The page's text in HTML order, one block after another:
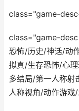
class="game-
class="game-
恐怖/历史/神话/动
拟真/生存恐怖/心
多结局/第一人称
人称视角/动作游戏